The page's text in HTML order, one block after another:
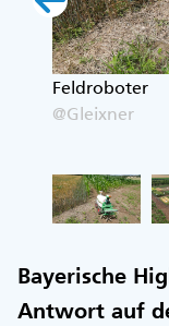
Feldroboter
@Gleixner
Bayerische
Antwort auf